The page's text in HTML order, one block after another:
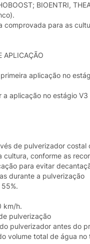
BIOENTRI,
comprovada para as
APLICAÇÃO
aplicação no
a aplicação no estágio
de pulverizador
cultura, conforme as
para evitar
durante a pulverização
km/h.
pulverização
pulverizador antes do
volume total de água